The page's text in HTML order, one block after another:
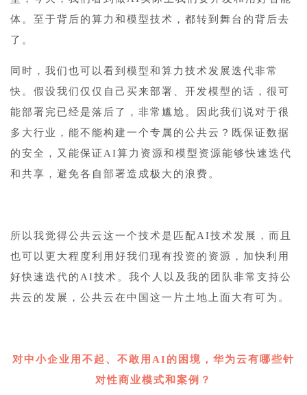
体。至于背后的算力和模型技术，都转到舞台的背后去
了。
同时，我们也可以看到模型和算力技术发展迭代非常
快。假设我们仅仅自己买来部署、开发模型的话，很可
能部署完已经是落后了，非常尴尬。因此我们说对于很
多大行业，能不能构建一个专属的公共云？既保证数据
的安全，又能保证AI算力资源和模型资源能够快速迭代
和共享，避免各自部署造成极大的浪费。
所以我觉得公共云这一个技术是匹配AI技术发展，而且
也可以更大程度利用好我们现有投资的资源，加快利用
好快速迭代的AI技术。我个人以及我的团队非常支持公
共云的发展，公共云在中国这一片土地上面大有可为。
对中小企业用不起、不敢用AI的困境，华为云有哪些针
对性商业模式和案例？